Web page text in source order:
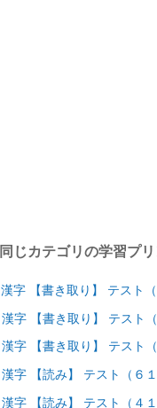
同じカテゴリの学習プリ
漢字 【書き取り】 テスト
漢字 【書き取り】 テスト
漢字 【書き取り】 テスト
漢字 【読み】 テスト（６
漢字 【読み】 テスト（４